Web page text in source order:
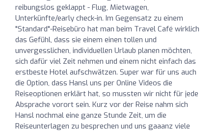
reibungslos geklappt - Flug, Mietwagen,
Unterkünfte/early check-in. Im Gegensatz zu einem
"Standard"-Reisebüro hat man beim Travel Café wirklich
das Gefühl, dass sie einem einen tollen und
unvergesslichen, individuellen Urlaub planen möchten,
sich dafür viel Zeit nehmen und einem nicht einfach das
erstbeste Hotel aufschwätzen. Super war für uns auch
die Option, dass Hansl uns per Online Videos die
Reiseoptionen erklärt hat, so mussten wir nicht für jede
Absprache vorort sein. Kurz vor der Reise nahm sich
Hansl nochmal eine ganze Stunde Zeit, um die
Reiseunterlagen zu besprechen und uns gaaanz viele